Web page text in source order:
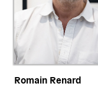
Romain Renard